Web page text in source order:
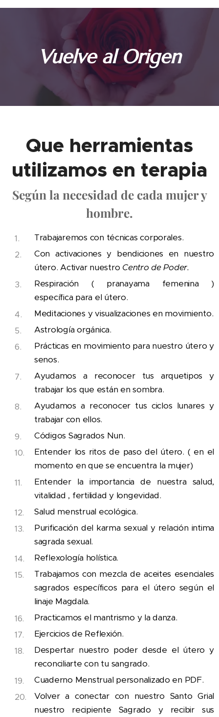
Vuelve al Origen
Que herramientas
utilizamos en terapia
Según la necesidad de cada mujer y
hombre.
Trabajaremos con técnicas corporales.
Con activaciones y bendiciones en nuestro
útero. Activar nuestro Centro de Poder.
Respiración ( pranayama femenina )
específica para el útero.
Meditaciones y visualizaciones en movimiento.
Astrología orgánica.
Prácticas en movimiento para nuestro útero y
senos.
Ayudamos a reconocer tus arquetipos y
trabajar los que están en sombra.
Ayudamos a reconocer tus ciclos lunares y
trabajar con ellos.
Códigos Sagrados Nun.
Entender los ritos de paso del útero. ( en el
momento en que se encuentra la mujer)
Entender la importancia de nuestra salud,
vitalidad , fertilidad y longevidad.
Salud menstrual ecológica.
Purificación del karma sexual y relación intima
sagrada sexual.
Reflexología holística.
Trabajamos con mezcla de aceites esenciales
sagrados específicos para el útero según el
linaje Magdala.
Practicamos el mantrismo y la danza.
Ejercicios de Reflexión.
Despertar nuestro poder desde el útero y
reconciliarte con tu sangrado.
Cuaderno Menstrual personalizado en PDF.
Volver a conectar con nuestro Santo Grial
nuestro recipiente Sagrado y recibir sus